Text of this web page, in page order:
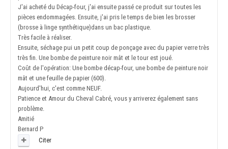
J'ai acheté du Décap-four, j'ai ensuite passé ce produit sur toutes les
pièces endommagées. Ensuite, j'ai pris le temps de bien les brosser
(brosse à linge synthétique)dans un bac plastique.
Très facile à réaliser.
Ensuite, séchage pui un petit coup de ponçage avec du papier verre très
très fin. Une bombe de peinture noir mât et le tour est joué.
Coût de l'opération: Une bombe décap-four, une bombe de peinture noir
mât et une feuille de papier (600).
Aujourd'hui, c'est comme NEUF.
Patience et Amour du Cheval Cabré, vous y arriverez également sans
problème.
Amitié
Bernard P
Citer